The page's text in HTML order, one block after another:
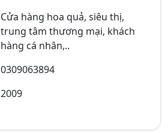
Cửa hàng hoa quả, siêu thị,
trung tâm thương mại, khách
hàng cá nhân,..
0309063894
2009